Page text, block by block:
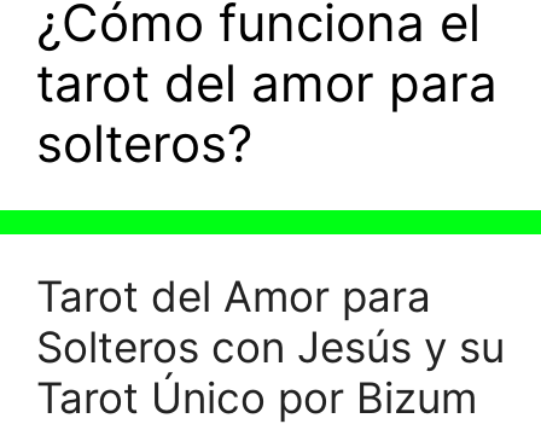
¿Cómo funciona el
tarot del amor para
solteros?
Tarot del Amor para
Solteros con Jesús y su
Tarot Único por Bizum